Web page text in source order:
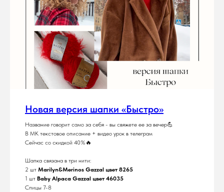
Новая версия шапки «Быстро»
Название говорит само за себя - вы свяжете ее за вечер💪
В МК текстовое описание + видео урок в телеграм
Сейчас со скидкой 40%🔥
Шапка связана в три нити:
2 шт Marilyn&Merinos Gazzal цвет 8265
1 шт Baby Alpaca Gazzal цвет 46035
Спицы 7-8